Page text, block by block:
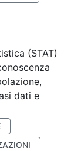
(STAT)
dati e